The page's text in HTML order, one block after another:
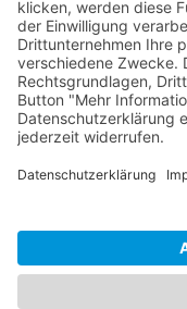
Rechtliches